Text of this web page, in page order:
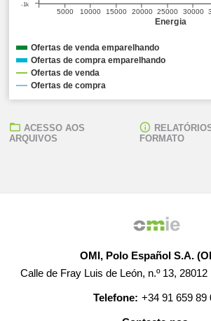
Energia
5000 10000 15000 20000 25000 30000
-1k
Ofertas de venda emparelhando
Ofertas de compra emparelhando
Ofertas de venda
Ofertas de compra
ACESSO AOS
ARQUIVOS
FORMATO
OMI, Polo Español S.A.
Calle de Fray Luis de León, n.º 13,
Telefone: +34 91 659 89